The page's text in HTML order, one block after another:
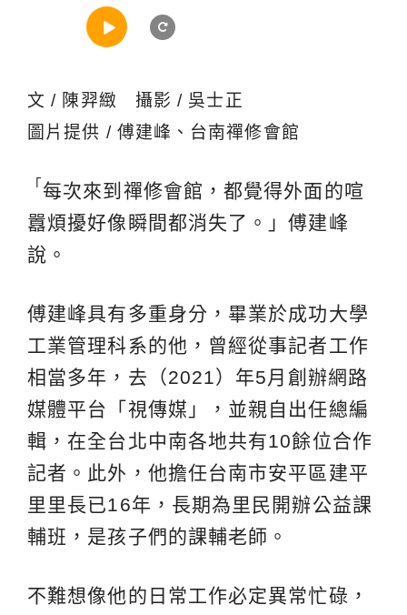
文 / 陳羿緻 攝影 / 吳士正
圖片提供 / 傅建峰、台南禪修會館
「 每次來到禪修會館，都覺得外面的喧
囂煩擾好像瞬間都消失了。」傅建峰
說。
傅建峰具有多重身分，畢業於成功大學
工業管理科系的他，曾經從事記者工作
相當多年，去（2021）年5月創辦網路
媒體平台「視傳媒」，並親自出任總編
輯，在全台北中南各地共有10餘位合作
記者。此外，他擔任台南市安平區建平
里里長已16年，長期為里民開辦公益課
輔班，是孩子們的課輔老師。
不難想像他的日常工作必定異常忙碌，